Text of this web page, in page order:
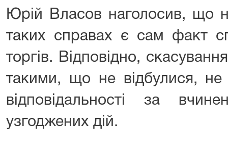
Юрій Власов наголосив, що
таких справах є сам факт
торгів. Відповідно,
такими, що не відбулися, не
відповідальності за
узгоджених дій.